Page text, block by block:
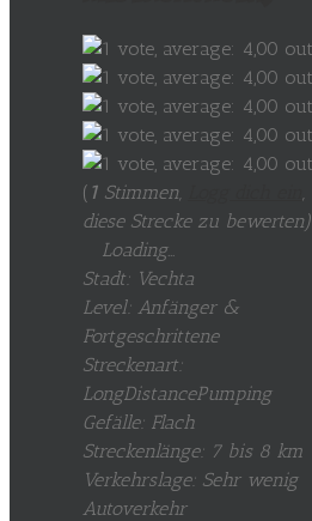
( 1 Stimmen,
diese Strecke zu bewerten)
Loading...
Stadt: Vechta
Level: Anfänger &
Fortgeschrittene
Streckenart:
LongDistancePumping
Gefälle: Flach
Streckenlänge: 7 bis 8 km
Verkehrslage: Sehr wenig
Autoverkehr